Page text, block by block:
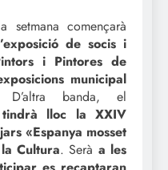
setmana començarà
de socis i
i Pintores de
municipal
banda, el
tindrà lloc la XXIV
«Espanya mosset
Cultura. Serà a les